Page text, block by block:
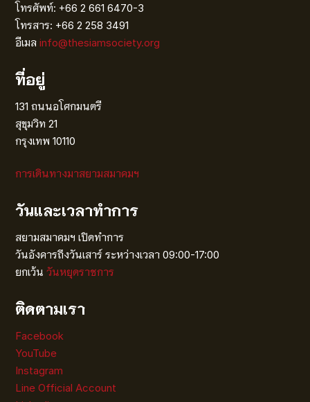
โทรศัพท์: +66 2 661 6470-3
โทรสาร: +66 2 258 3491
อีเมลinfo@thesiamsociety.org
ที่อยู่
131 ถนนอโศกมนตรี
สุขุมวิท 21
กรุงเทพ 10110
การเดินทางมาสยามสมาคมฯ
วันและเวลาทำการ
สยามสมาคมฯ เปิดทำการ
วันอังคารถึงวันเสาร์ ระหว่างเวลา 09:00-17:00
ยกเว้นวันหยุดราชการ
ติดตามเรา
Facebook
YouTube
Instagram
Line Official Account